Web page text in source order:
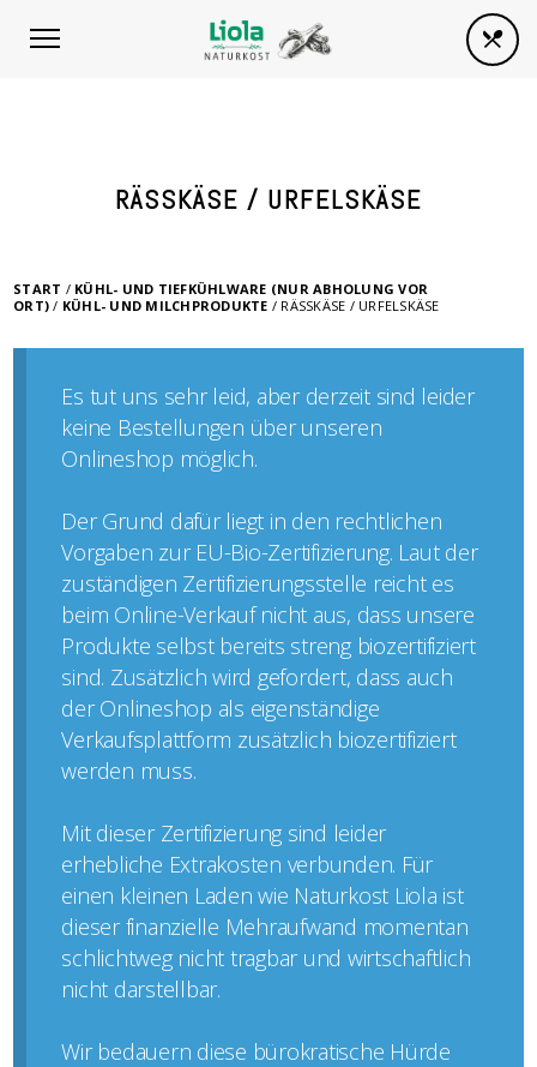
RÄSSKÄSE / URFELSKÄSE
START / KÜHL- UND TIEFKÜHLWARE (NUR ABHOLUNG VOR
ORT) / KÜHL- UND MILCHPRODUKTE / RÄSSKÄSE / URFELSKÄSE
Es tut uns sehr leid, aber derzeit sind leider
keine Bestellungen über unseren
Onlineshop möglich.
Der Grund dafür liegt in den rechtlichen
Vorgaben zur EU-Bio-Zertifizierung. Laut der
zuständigen Zertifizierungsstelle reicht es
beim Online-Verkauf nicht aus, dass unsere
Produkte selbst bereits streng biozertifiziert
sind. Zusätzlich wird gefordert, dass auch
der Onlineshop als eigenständige
Verkaufsplattform zusätzlich biozertifiziert
werden muss.
Mit dieser Zertifizierung sind leider
erhebliche Extrakosten verbunden. Für
einen kleinen Laden wie Naturkost Liola ist
dieser finanzielle Mehraufwand momentan
schlichtweg nicht tragbar und wirtschaftlich
nicht darstellbar.
Wir bedauern diese bürokratische Hürde